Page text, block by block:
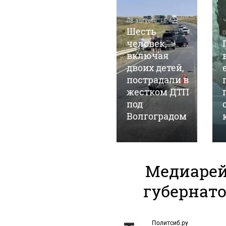
08 августа, 16:42
Шесть
человек,
включая
двоих детей,
пострадали в
жестком ДТП
под
Волгоградом
Политсиб.ру